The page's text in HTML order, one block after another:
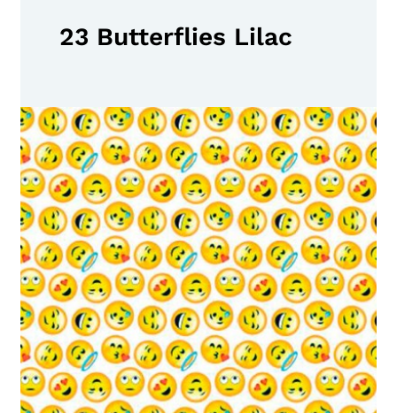
23 Butterflies Lilac